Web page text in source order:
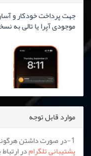
جهت پرداخت خودکار و
موجودی آپرا یا تالی به
موارد قابل توجه
1-در صورت داشتن هرگونه مشکلی، لطفا با پشتیبانی آنلاین یا
پشتیبانی تلگرامدر